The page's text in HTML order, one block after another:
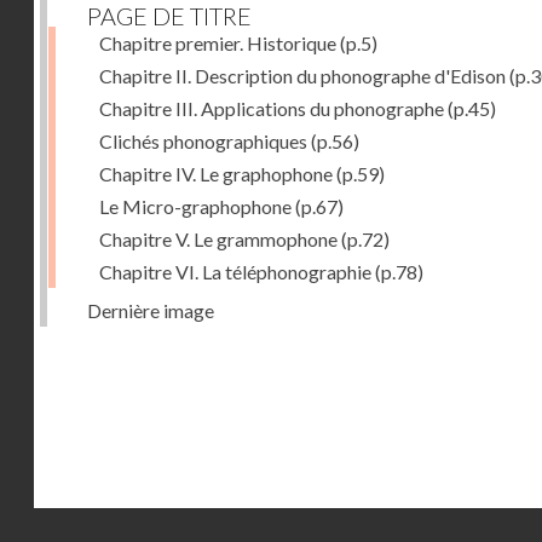
PAGE DE TITRE
Chapitre premier. Historique(p.5)
Chapitre II. Description du phonographe d'Edison
Chapitre III. Applications du phonographe(p.45)
Clichés phonographiques (p.56)
Chapitre IV. Le graphophone(p.59)
Le Micro-graphophone(p.67)
Chapitre V. Le grammophone(p.72)
Chapitre VI. La téléphonographie(p.78)
Dernière image